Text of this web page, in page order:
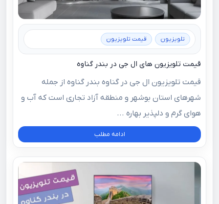
تلویزیون قیمت تلویزیون
قیمت تلویزیون های ال جی در بندر گناوه
قیمت تلویزیون ال جی در گناوه بندر گناوه از جمله
شهرهای استان بوشهر و منطقه آزاد تجاری است که آب و
هوای گرم و دلپذیر بهاره ...
ادامه مطلب